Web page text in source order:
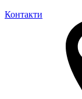
Контакти